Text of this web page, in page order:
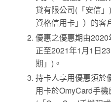
貸有限公司(「安信
資格信用卡」）的客
優惠之優惠期由
正至2021年1月1日
期」)。
持卡人享用優惠須於
用卡於OmyCard手